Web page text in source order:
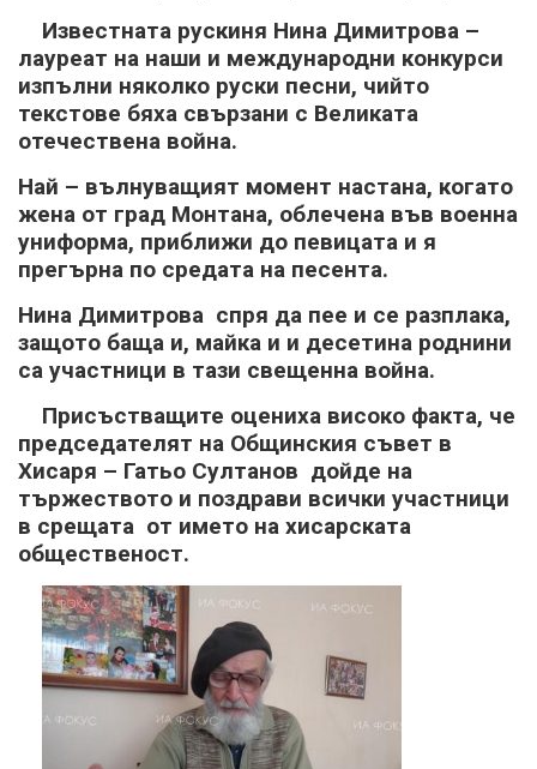
Известната рускиня Нина Димитрова –
лауреат на наши и международни конкурси
изпълни няколко руски песни, чийто
текстове бяха свързани с Великата
отечествена война.
Най – вълнуващият момент настана, когато
жена от град Монтана, облечена във военна
униформа, приближи до певицата и я
прегърна по средата на песента.
Нина Димитрова спря да пее и се разплака,
защото баща и, майка и и десетина роднини
са участници в тази свещенна война.
Присъстващите оцениха високо факта, че
председателят на Общинския съвет в
Хисаря – Гатьо Султанов дойде на
тържеството и поздрави всички участници
в срещата от името на хисарската
общественост.